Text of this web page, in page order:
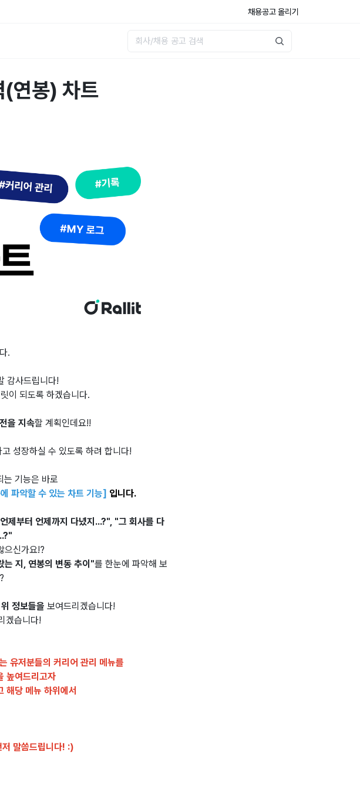
채용공고 올리기
연봉) 차트
.
감사드립니다!
이 되도록 하겠습니다.
을 지속할 계획인데요!!
성장하실 수 있도록 하려 합니다!
는 기능은 바로
파악할 수 있는 차트 기능] 입니다.
제부터 언제까지 다녔지...?", "그 회사를 다
으신가요!?
는 지, 연봉의 변동 추이"를 한눈에 파악해 보
정보들을 보여드리겠습니다!
겠습니다!
유저분들의 커리어 관리 메뉴를
높여드리고자
당 메뉴 하위에서
말씀드립니다! :)